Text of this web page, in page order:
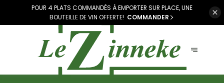
POUR 4 PLATS COMMANDÉS À EMPORTER SUR PLACE, UNE
BOUTEILLE DE VIN OFFERTE! COMMANDER